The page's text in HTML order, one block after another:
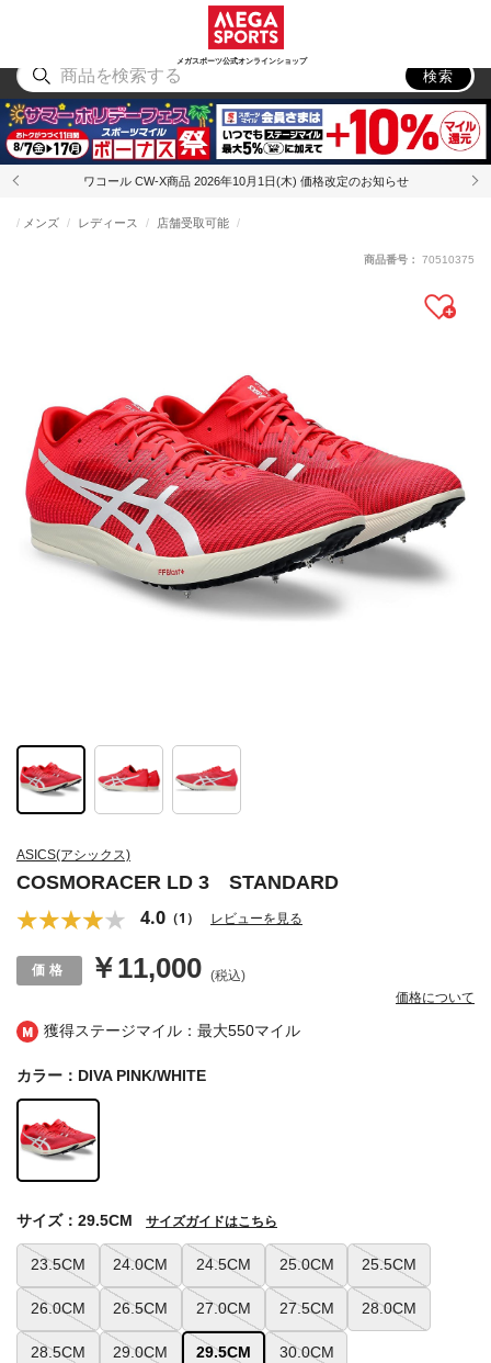
メガスポーツ公式オンラインショップ
アウトドア
検索
ワコール CW-X商品 2026年10月1日(木) 価格改定のお知らせ
獲得ステージマイル：最大550マイル
ASICS(アシックス)
COSMORACER LD 3 STANDARD
4.0 （1） レビューを見る
メンズ レディース 店舗受取可能
￥11,000 (税込)
価格について
商品番号： 70510375
カラー：DIVA PINK/WHITE
23.5CM 24.0CM 24.5CM 25.0CM 25.5CM
26.0CM 26.5CM 27.0CM 27.5CM 28.0CM
28.5CM 29.0CM 29.5CM 30.0CM
サイズ：29.5CM サイズガイドはこちら